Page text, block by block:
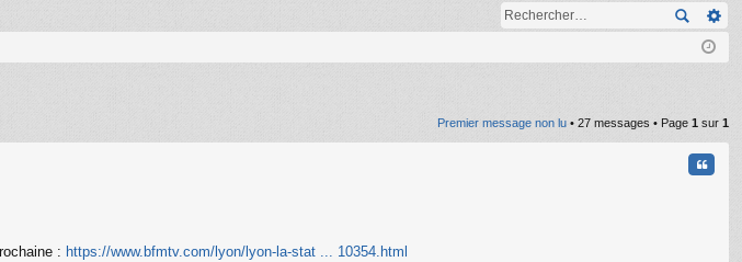
on ns
cri
Premier message non lu • 27 messages • Page 1 sur 1
: https://www.bfmtv.com/lyon/lyon-la-stat ... 10354.html